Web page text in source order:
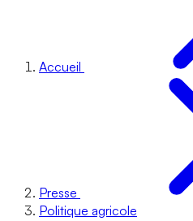
Accueil
Presse
Politique agricole